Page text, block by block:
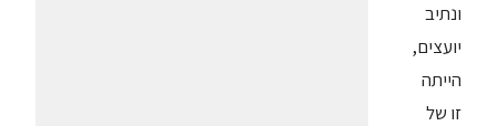
ונתיב
יועצים,
הייתה
זו של